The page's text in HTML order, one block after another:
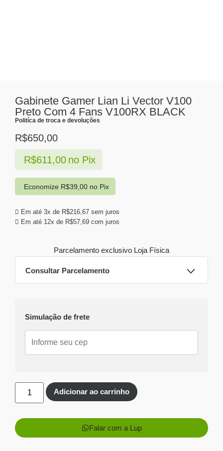
Gabinete Gamer Lian Li Vector V100
Preto Com 4 Fans V100RX BLACK
Politíca de troca e devoluções
R$650,00
Em até 3x de R$216,67 sem juros
Em até 12x de R$57,69 com juros
R$611,00 no Pix
Economize R$39,00no Pix
Parcelamento exclusivo Loja Física
Consultar Parcelamento
Pix:R$611,00 Aprovação imediata
EconomizeR$39,00
Aprovação imediata
Simulação de frete
Adicionar ao carrinho
Falar com a Lup